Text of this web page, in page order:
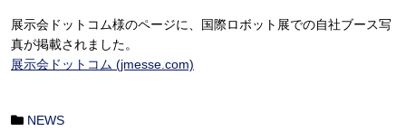
展示会ドットコム様のページに、国際ロボット展での自社ブース写
真が掲載されました。
展示会ドットコム (jmesse.com)
NEWS